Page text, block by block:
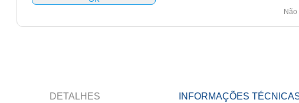
DETALHES INFORMAÇÕES